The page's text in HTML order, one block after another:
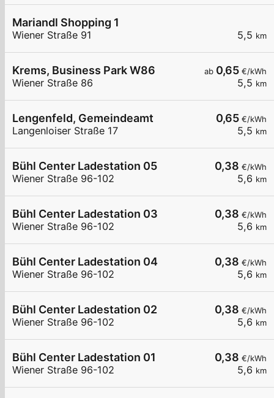
5,5 km
Mariandl Shopping 1
Wiener Straße 91
ab 0,65 €/kWh
5,5 km
Krems, Business Park W86
Wiener Straße 86
0,65 €/kWh
5,5 km
Lengenfeld, Gemeindeamt
Langenloiser Straße 17
0,38 €/kWh
5,6 km
Bühl Center Ladestation 05
Wiener Straße 96-102
0,38 €/kWh
5,6 km
Bühl Center Ladestation 03
Wiener Straße 96-102
0,38 €/kWh
5,6 km
Bühl Center Ladestation 04
Wiener Straße 96-102
0,38 €/kWh
5,6 km
Bühl Center Ladestation 02
Wiener Straße 96-102
0,38 €/kWh
5,6 km
Bühl Center Ladestation 01
Wiener Straße 96-102